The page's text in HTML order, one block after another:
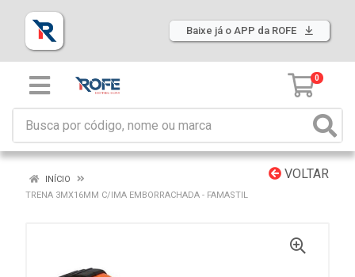
Baixe já o APP da ROFE
0
VOLTAR
INÍCIO
TRENA 3MX16MM C/IMA EMBORRACHADA - FAMASTIL